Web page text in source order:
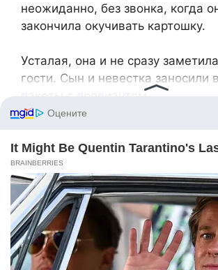
неожиданно, без звонка, когда
закончила окучивать картошку.
Усталая, она и не сразу
гости. Сын и невестка заносили
разулыбалась. Редкие гости.
– Решили пораньше в этом году,
объяснила Лариса, – И как же
тут. Невероятный лес, чистый
прозрачная вода реки!